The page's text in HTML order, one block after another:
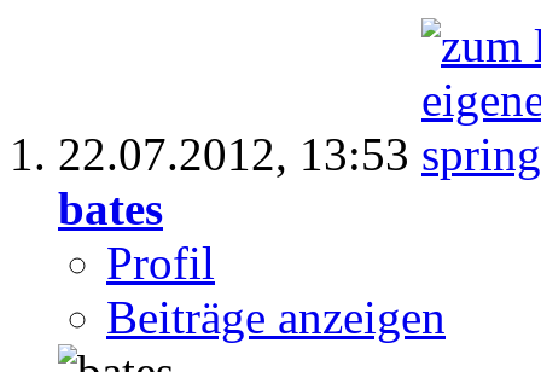
22.07.2012, 13:53
bates
Profil
Beiträge anzeigen